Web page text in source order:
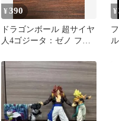
¥390
ドラゴンボール 超サイヤ
人4ゴジータ：ゼノ フィ
¥